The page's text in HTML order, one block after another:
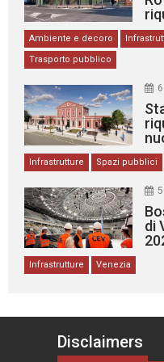
Ambiente e decoro
Trasporto pubblico
Infrastrutture Spazi pubblici
di
Infrastrutture Venezia
Disclaimers